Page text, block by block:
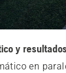
y
en